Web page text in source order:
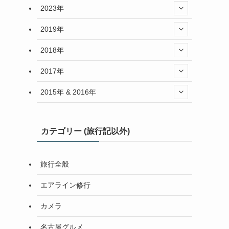
2023年
2019年
2018年
2017年
2015年 & 2016年
カテゴリー (旅行記以外)
旅行全般
エアライン修行
カメラ
名古屋グルメ